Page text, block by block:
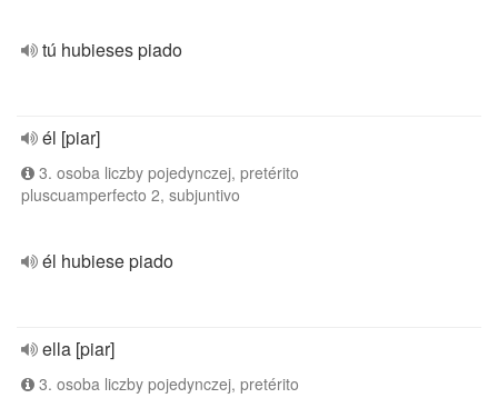
tú hubieses piado
él [piar]
3. osoba liczby pojedynczej, pretérito
pluscuamperfecto 2, subjuntivo
él hubiese piado
ella [piar]
3. osoba liczby pojedynczej, pretérito